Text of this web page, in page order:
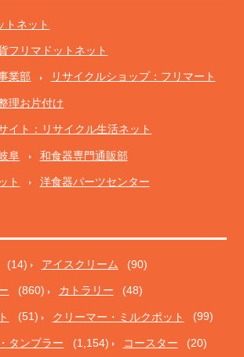
トネット
フリマドットネット
業部 リサイクルショップ：フリマート
理お片付け
イト：リサイクル生活ネット
阜 和食器専門通販部
ト 洋食器パーツセンター
(14) アイスクリーム (90)
(860) カトラリー (48)
(51) クリーマー・ミルクポット (99)
タンブラー (1,154) コースター (20)